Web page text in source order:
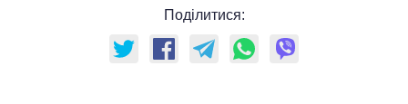
Поділитися: